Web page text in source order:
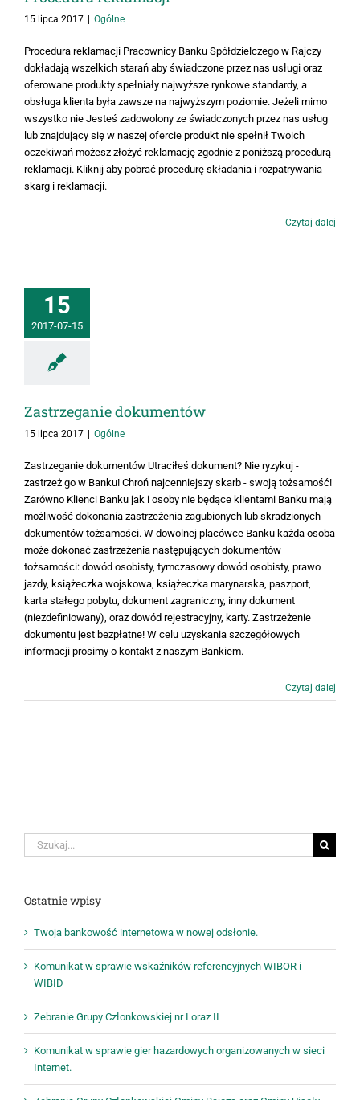
15 lipca 2017 Ogólne
Procedura reklamacji Pracownicy Banku Spółdzielczego w Rajczy
dokładają wszelkich starań aby świadczone przez nas usługi oraz
oferowane produkty spełniały najwyższe rynkowe standardy, a
obsługa klienta była zawsze na najwyższym poziomie. Jeżeli mimo
wszystko nie Jesteś zadowolony ze świadczonych przez nas usług
lub znajdujący się w naszej ofercie produkt nie spełnił Twoich
oczekiwań możesz złożyć reklamację zgodnie z poniższą procedurą
reklamacji. Kliknij aby pobrać procedurę składania i rozpatrywania
skarg i reklamacji.
Czytaj dalej
15
2017-07-15
Zastrzeganie dokumentów
15 lipca 2017 Ogólne
Zastrzeganie dokumentów Utraciłeś dokument? Nie ryzykuj -
zastrzeż go w Banku! Chroń najcenniejszy skarb - swoją tożsamość!
Zarówno Klienci Banku jak i osoby nie będące klientami Banku mają
możliwość dokonania zastrzeżenia zagubionych lub skradzionych
dokumentów tożsamości. W dowolnej placówce Banku każda osoba
może dokonać zastrzeżenia następujących dokumentów
tożsamości: dowód osobisty, tymczasowy dowód osobisty, prawo
jazdy, książeczka wojskowa, książeczka marynarska, paszport,
karta stałego pobytu, dokument zagraniczny, inny dokument
(niezdefiniowany), oraz dowód rejestracyjny, karty. Zastrzeżenie
dokumentu jest bezpłatne! W celu uzyskania szczegółowych
informacji prosimy o kontakt z naszym Bankiem.
Czytaj dalej
Szukaj
Ostatnie wpisy
Twoja bankowość internetowa w nowej odsłonie.
Komunikat w sprawie wskaźników referencyjnych WIBOR i
WIBID
Zebranie Grupy Członkowskiej nr I oraz II
Komunikat w sprawie gier hazardowych organizowanych w sieci
Internet.